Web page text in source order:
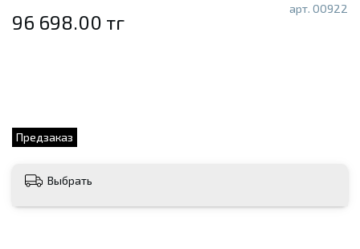
арт. 00922
Предзаказ
96 698.00 тг
Выбрать